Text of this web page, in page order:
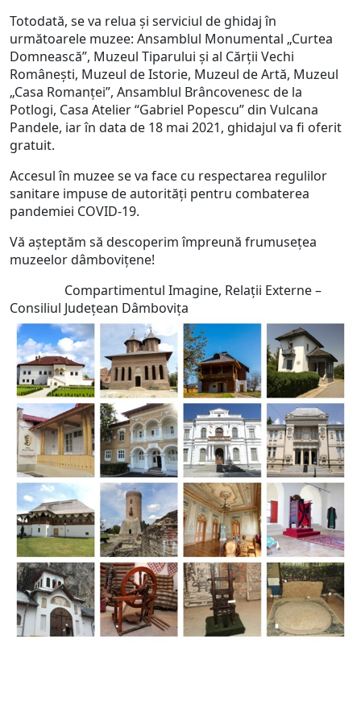
Totodată, se va relua şi serviciul de ghidaj în
următoarele muzee: Ansamblul Monumental „Curtea
Domnească”, Muzeul Tiparului şi al Cărţii Vechi
Româneşti, Muzeul de Istorie, Muzeul de Artă, Muzeul
„Casa Romanţei”, Ansamblul Brâncovenesc de la
Potlogi, Casa Atelier “Gabriel Popescu” din Vulcana
Pandele, iar în data de 18 mai 2021, ghidajul va fi oferit
gratuit.
Accesul în muzee se va face cu respectarea regulilor
sanitare impuse de autorități pentru combaterea
pandemiei COVID-19.
Vă aşteptăm să descoperim împreună frumuseţea
muzeelor dâmboviţene!
Compartimentul Imagine, Relații Externe –
Consiliul Județean Dâmbovița